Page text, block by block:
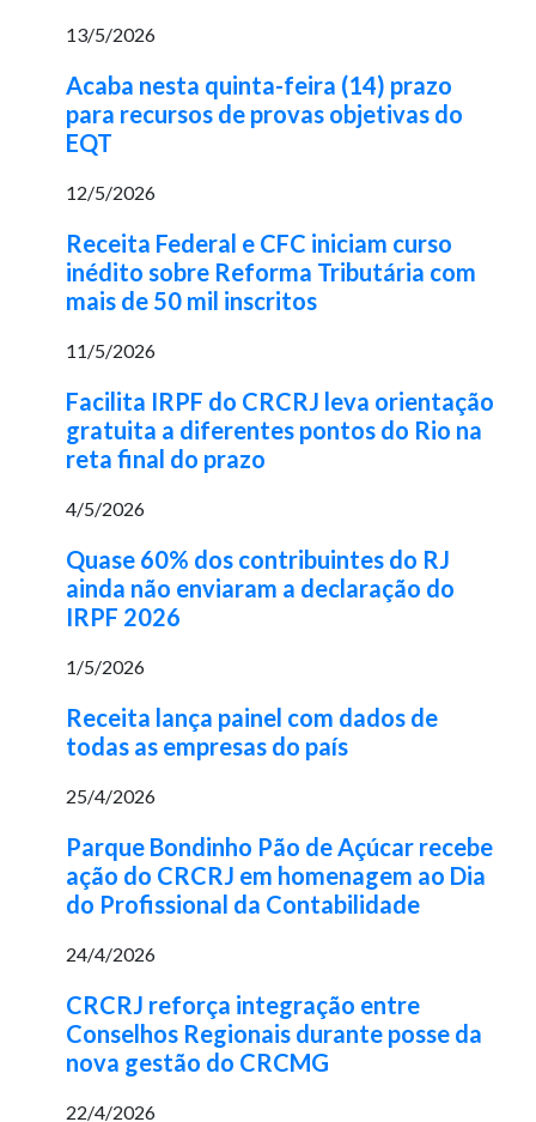
13/5/2026
Acaba nesta quinta-feira (14) prazo
para recursos de provas objetivas do
EQT
12/5/2026
Receita Federal e CFC iniciam curso
inédito sobre Reforma Tributária com
mais de 50 mil inscritos
11/5/2026
Facilita IRPF do CRCRJ leva orientação
gratuita a diferentes pontos do Rio na
reta final do prazo
4/5/2026
Quase 60% dos contribuintes do RJ
ainda não enviaram a declaração do
IRPF 2026
1/5/2026
Receita lança painel com dados de
todas as empresas do país
25/4/2026
Parque Bondinho Pão de Açúcar recebe
ação do CRCRJ em homenagem ao Dia
do Profissional da Contabilidade
24/4/2026
CRCRJ reforça integração entre
Conselhos Regionais durante posse da
nova gestão do CRCMG
22/4/2026